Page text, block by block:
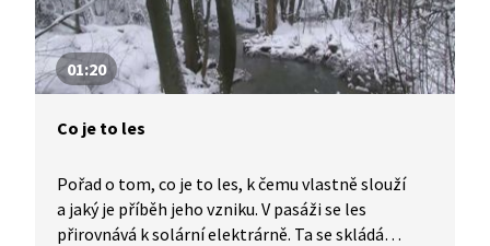
01:20
Co je to les
Pořad o tom, co je to les, k čemu vlastně slouží
a jaký je příběh jeho vzniku. V pasáži se les
přirovnává k solární elektrárně. Ta se skládá